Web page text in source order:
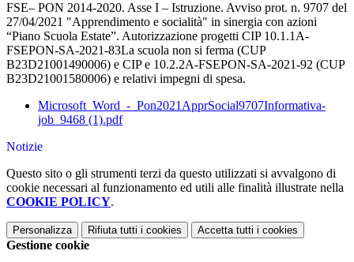
FSE– PON 2014-2020. Asse I – Istruzione. Avviso prot. n. 9707 del
27/04/2021 "Apprendimento e socialità" in sinergia con azioni
“Piano Scuola Estate”. Autorizzazione progetti CIP 10.1.1A-
FSEPON-SA-2021-83La scuola non si ferma (CUP
B23D21001490006) e CIP e 10.2.2A-FSEPON-SA-2021-92 (CUP
B23D21001580006) e relativi impegni di spesa.
Microsoft_Word_-_Pon2021ApprSocial9707Informativa-
job_9468 (1).pdf
Notizie
Questo sito o gli strumenti terzi da questo utilizzati si avvalgono di
cookie necessari al funzionamento ed utili alle finalità illustrate nella
COOKIE POLICY.
Personalizza Rifiuta tutti i cookies Accetta tutti i cookies
Gestione cookie